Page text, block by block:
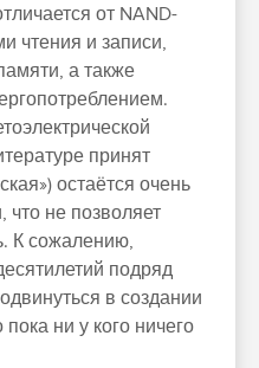
от NAND-
чтения и записи,
а также
принят
остаётся очень
не позволяет
К сожалению,
подряд
в создании
ни у кого ничего